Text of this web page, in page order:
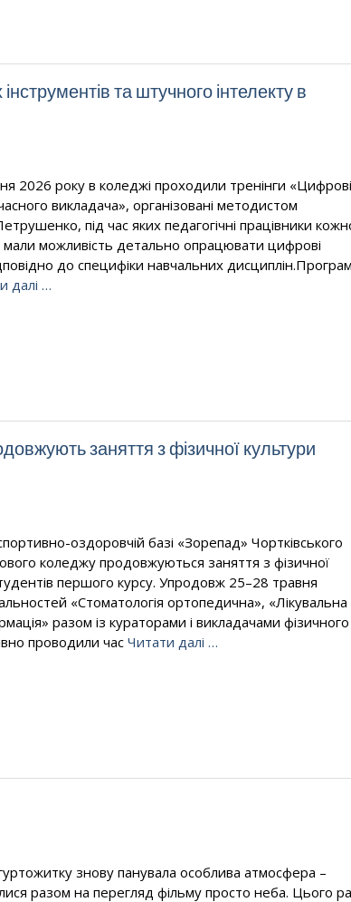
та штучного інтелекту в
2026 року в коледжі проходили тренінги «Цифрові
викладача», організовані методистом
під час яких педагогічні працівники
мали можливість детально опрацювати цифрові
до специфіки навчальних
далі …
заняття з фізичної культури
оздоровчій базі «Зорепад» Чортківського
коледжу продовжуються заняття з фізичної
першого курсу. Упродовж 25–28 травня
«Стоматологія ортопедична», «Лікувальна
разом із кураторами і викладачами фізичного
проводили час Читати далі …
знову панувала особлива атмосфера –
разом на перегляд фільму просто неба. Цього